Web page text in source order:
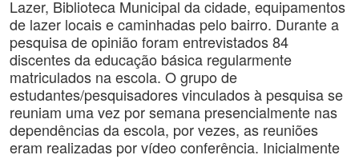
Lazer, Biblioteca Municipal da cidade, equipamentos
de lazer locais e caminhadas pelo bairro. Durante a
pesquisa de opinião foram entrevistados 84
discentes da educação básica regularmente
matriculados na escola. O grupo de
estudantes/pesquisadores vinculados à pesquisa se
reuniam uma vez por semana presencialmente nas
dependências da escola, por vezes, as reuniões
eram realizadas por vídeo conferência. Inicialmente